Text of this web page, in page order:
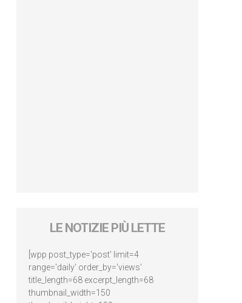
LE NOTIZIE PIÙ LETTE
[wpp post_type='post' limit=4
range='daily' order_by='views'
title_length=68 excerpt_length=68
thumbnail_width=150